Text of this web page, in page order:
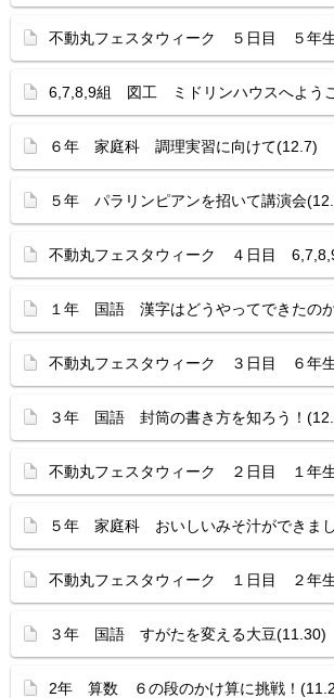
不動丸フェスタウィーク ５日目 ５年
6,7,8,9組 図工 ミドリンハウスへよう
６年 家庭科 調理実習に向けて(12.7)
５年 パラリンピアンを招いて講演会
不動丸フェスタウィーク ４日目
１年 国語 漢字はどうやってできたの
不動丸フェスタウィーク ３日目 ６年
３年 国語 封筒の書き方を知ろう！
不動丸フェスタウィーク ２日目 １年
５年 家庭科 おいしいみそ汁ができま
不動丸フェスタウィーク １日目 ２年
３年 国語 すがたを変える大豆(11.30)
2年 算数 ６の段のかけ算に挑戦！